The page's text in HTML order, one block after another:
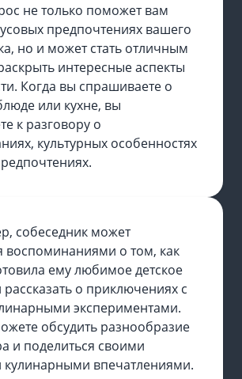
не только поможет вам
предпочтениях вашего
но и может стать отличным
интересные аспекты
Когда вы спрашиваете о
или кухне, вы
к разговору о
культурных особенностях
собеседник может
воспоминаниями о том, как
ему любимое детское
о приключениях с
экспериментами.
обсудить разнообразие
и поделиться своими
впечатлениями.